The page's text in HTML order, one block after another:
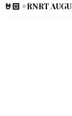
🤘🏻 #RNRT